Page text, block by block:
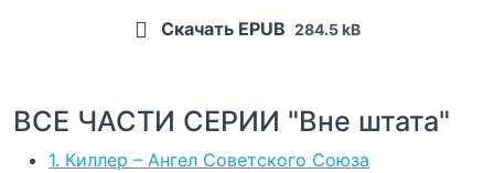
Скачать EPUB 284.5 kB
ВСЕ ЧАСТИ СЕРИИ "Вне штата"
1. Киллер – Ангел Советского Союза